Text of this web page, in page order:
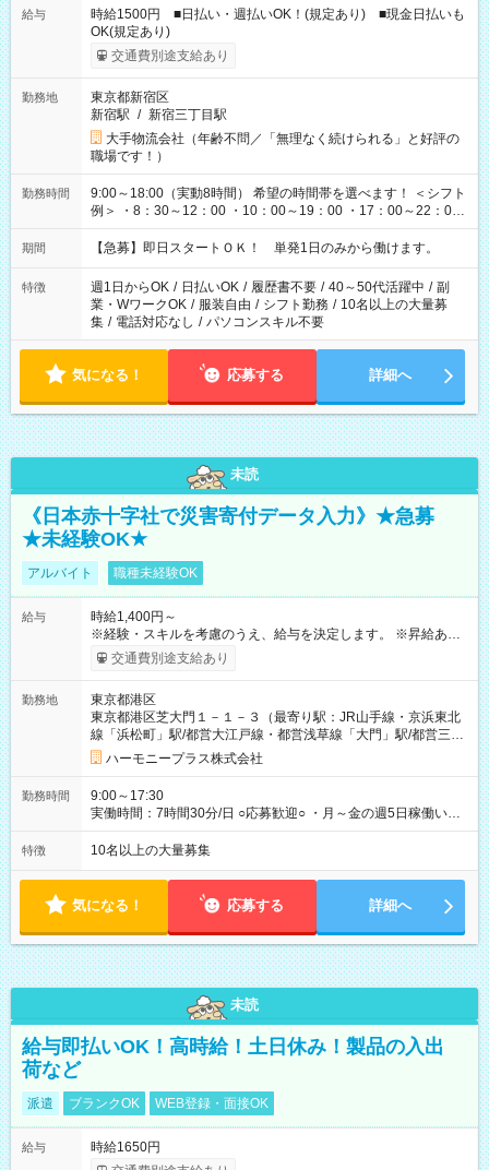
給与
時給1500円 ■日払い・週払いOK！(規定あり) ■現金日払いも
OK(規定あり)
交通費別途支給あり
勤務地
東京都新宿区
新宿駅 / 新宿三丁目駅
大手物流会社（年齢不問／「無理なく続けられる」と好評の
職場です！）
勤務時間
9:00～18:00（実動8時間） 希望の時間帯を選べます！ ＜シフト
例＞ ・8：30～12：00 ・10：00～19：00 ・17：00～22：00
・13：00～22：00 ・22：00～翌6：00 など
期間 【急募】即日スタートＯＫ！ 単発1日のみから働けます。
特徴 週1日からOK / 日払いOK / 履歴書不要 / 40～50代活躍中 / 副
業・WワークOK / 服装自由 / シフト勤務 / 10名以上の大量募
集 / 電話対応なし / パソコンスキル不要
気になる！ 応募する 詳細へ
未読
《日本赤十字社で災害寄付データ入力》★急募
★未経験OK★
アルバイト 職種未経験OK
給与
時給1,400円～
※経験・スキルを考慮のうえ、給与を決定します。 ※昇給あり
（勤務実績・評価による） ※残業が発生した場合は、時間外手
当を全額支給します。 ※交通費支給（月額上限50,000円／当社
間中も給与・待遇に変更はありません。 【試用期間】試用期間
あり 試用期間の長さ：1ヶ月 雇用形態、給与は本採用時と同じ
です。 試用期間中は、健康保険などの福利厚生の一部が制限さ
れる可能性があります。
交通費別途支給あり
勤務地
東京都港区
東京都港区芝大門１－１－３（最寄り駅：JR山手線・京浜東北
線「浜松町」駅/都営大江戸線・都営浅草線「⼤⾨」駅/都営三田
線「御成⾨」駅）
ハーモニープラス株式会社
勤務時間
9:00～17:30
実働時間：7時間30分/日 ○応募歓迎○ ・月～金の週5日稼働いた
だける方 ・実働時間：7.5時間（休憩1時間）
特徴 10名以上の大量募集
気になる！ 応募する 詳細へ
未読
給与即払いOK！高時給！土日休み！製品の入出
荷など
派遣 ブランクOK WEB登録・面接OK
給与
時給1650円